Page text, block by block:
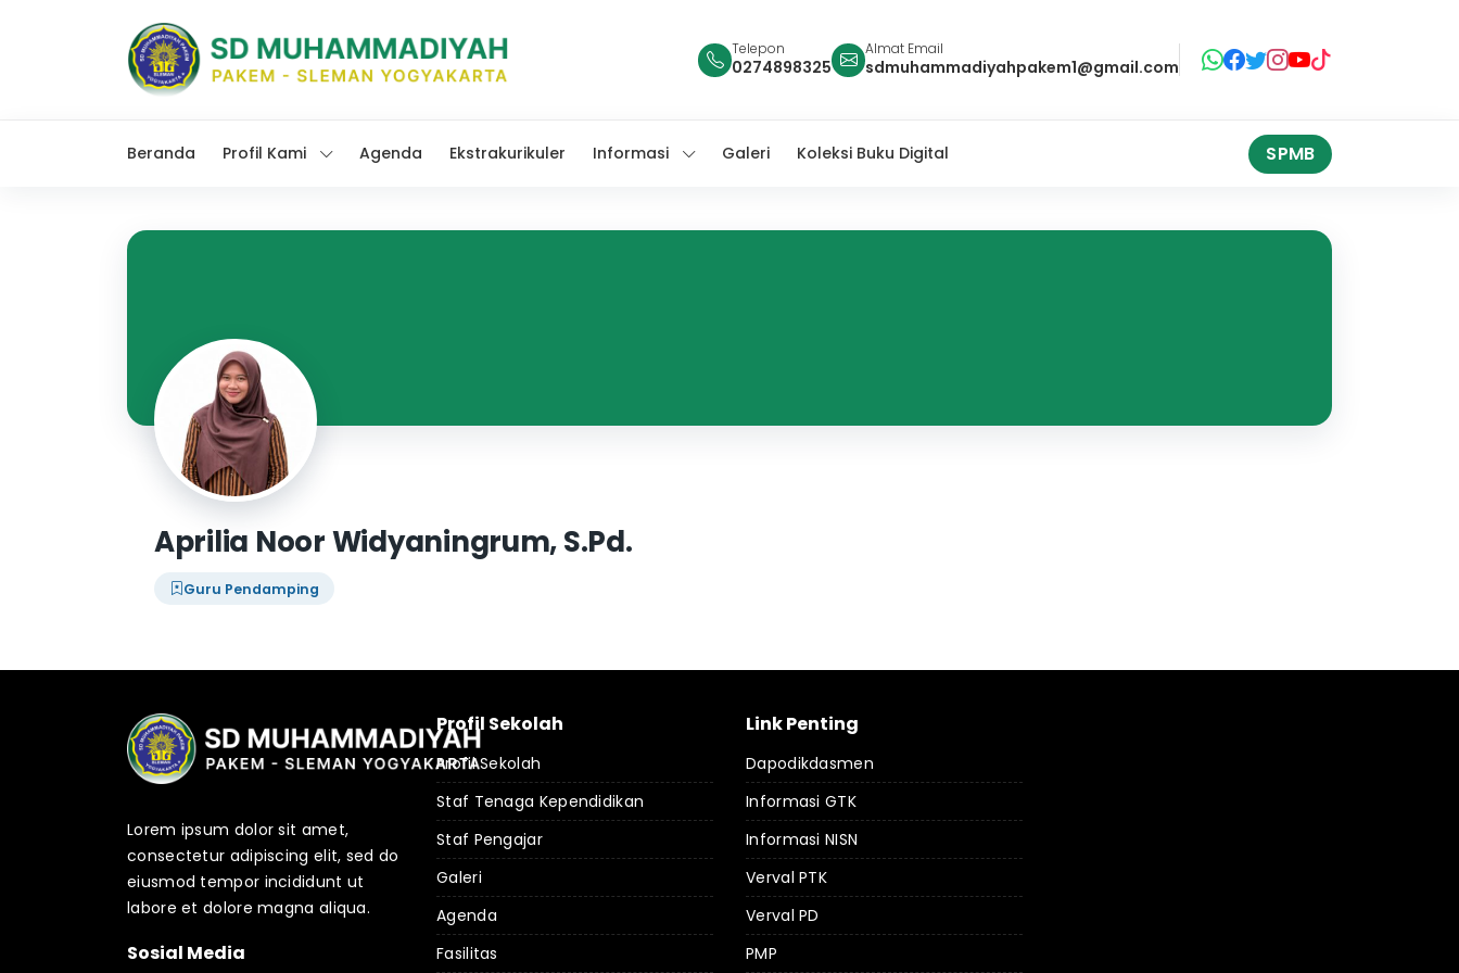
Telepon
0274898325
Almat Email
sdmuhammadiyahpakem1@gmail.com
Beranda Profil Kami Agenda Ekstrakurikuler Informasi Galeri Koleksi Buku Digital SPMB
Aprilia Noor Widyaningrum, S.Pd.
Guru Pendamping
Lorem ipsum dolor sit amet,
consectetur adipiscing elit, sed do
eiusmod tempor incididunt ut
labore et dolore magna aliqua.
Sosial Media
Profil Sekolah
Profil Sekolah
Staf Tenaga Kependidikan
Staf Pengajar
Galeri
Agenda
Fasilitas
Link Penting
Dapodikdasmen
Informasi GTK
Informasi NISN
Verval PTK
Verval PD
PMP